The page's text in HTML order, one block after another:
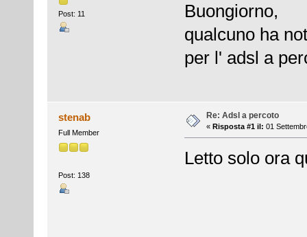
Post: 11
Buongiorno,
qualcuno ha
per l' adsl a
stenab
Full Member
Post: 138
Re: Adsl a percoto
« Risposta #1 il: 01
Letto solo ora